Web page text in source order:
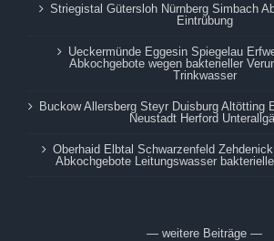
Striegistal Gütersloh Nürnberg Simbach
Eintrübung
Ueckermünde Eggesin Spiegelau
Abkochgebote wegen bakterieller
Trinkwasser
Buckow Allersberg Steyr Duisburg Altötting
Neustadt Herford
Oberhaid Elbtal Schwarzenfeld
Abkochgebote Leitungswasser
— weitere Beiträge —